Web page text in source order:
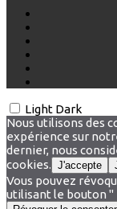
Light Dark
Nous utilisons des
expérience sur
dernier, nous
cookies. J'accepte
Vous pouvez
utilisant le bouton "